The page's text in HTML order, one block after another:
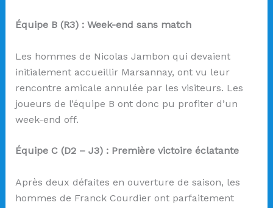
Équipe B (R3) : Week-end sans match
Les hommes de Nicolas Jambon qui devaient
initialement accueillir Marsannay, ont vu leur
rencontre amicale annulée par les visiteurs. Les
joueurs de l’équipe B ont donc pu profiter d’un
week-end off.
Équipe C (D2 – J3) : Première victoire éclatante
Après deux défaites en ouverture de saison, les
hommes de Franck Courdier ont parfaitement